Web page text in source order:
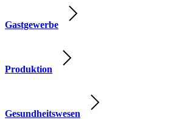
Gastgewerbe
Produktion
Gesundheitswesen